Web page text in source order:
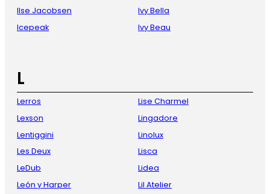
Ilse Jacobsen
Icepeak
Ivy Bella
Ivy Beau
L
Lerros
Lexson
Lentiggini
Les Deux
LeDub
León y Harper
Lise Charmel
Lingadore
Linolux
Lisca
Lidea
Lil Atelier